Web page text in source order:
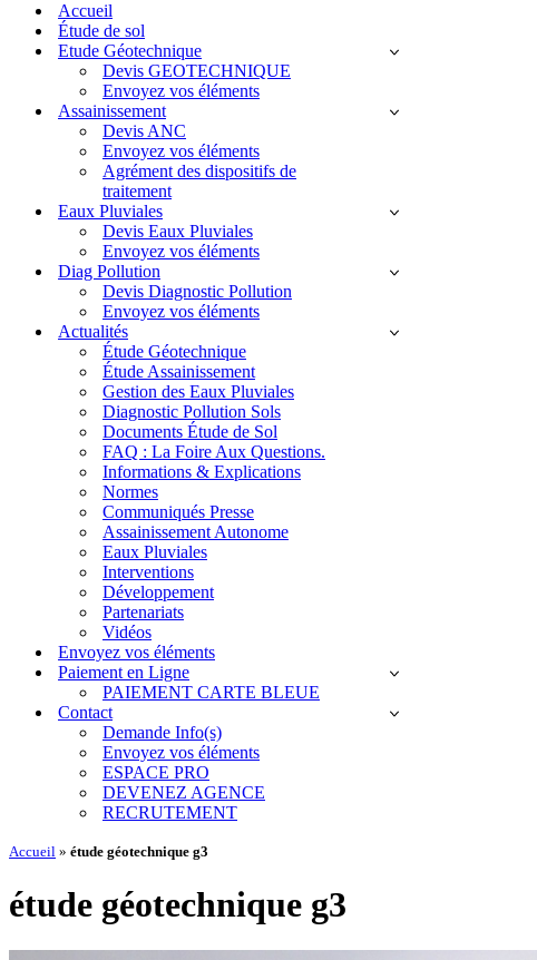
navigationAccueil
Étude de sol
Etude Géotechnique
Devis GEOTECHNIQUE
Envoyez vos éléments
Assainissement
Devis ANC
Envoyez vos éléments
Agrément des dispositifs de
traitement
Eaux Pluviales
Devis Eaux Pluviales
Envoyez vos éléments
Diag Pollution
Devis Diagnostic Pollution
Envoyez vos éléments
Actualités
Étude Géotechnique
Étude Assainissement
Gestion des Eaux Pluviales
Diagnostic Pollution Sols
Documents Étude de Sol
FAQ : La Foire Aux Questions.
Informations & Explications
Normes
Communiqués Presse
Assainissement Autonome
Eaux Pluviales
Interventions
Développement
Partenariats
Vidéos
Envoyez vos éléments
Paiement en Ligne
PAIEMENT CARTE BLEUE
Contact
Demande Info(s)
Envoyez vos éléments
ESPACE PRO
DEVENEZ AGENCE
RECRUTEMENT
Accueil » étude géotechnique g3
étude géotechnique g3